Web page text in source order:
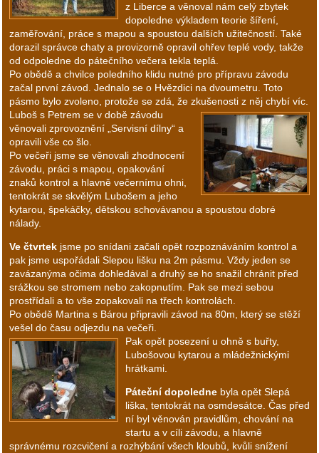
z Liberce a věnoval nám celý zbytek
dopoledne výkladem teorie šíření,
zaměřování, práce s mapou a spoustou dalších užitečností. Také
dorazil správce chaty a provizorně opravil ohřev teplé vody, takže
od odpoledne do pátečního večera tekla teplá.
Po obědě a chvilce poledního klidu nutné pro přípravu závodu
začal první závod. Jednalo se o Hvězdici na dvoumetru. Toto
pásmo bylo zvoleno, protože se zdá, že zkušenosti z něj chybí víc.
Luboš s Petrem se v době závodu
věnovali zprovoznění „Servisní dílny“ a
opravili vše co šlo.
Po večeři jsme se věnovali zhodnocení
závodu, práci s mapou, opakování
znaků kontrol a hlavně večernímu ohni,
tentokrát se skvělým Lubošem a jeho
kytarou, špekáčky, dětskou schovávanou a spoustou dobré
nálady.
Ve čtvrtek jsme po snídani začali opět rozpoznáváním kontrol a
pak jsme uspořádali Slepou lišku na 2m pásmu. Vždy jeden se
zavázanýma očima dohledával a druhý se ho snažil chránit před
srážkou se stromem nebo zakopnutím. Pak se mezi sebou
prostřídali a to vše zopakovali na třech kontrolách.
Po obědě Martina s Bárou připravili závod na 80m, který se stěží
vešel do času odjezdu na večeři.
Pak opět posezení u ohně s buřty,
Lubošovou kytarou a mládežnickými
hrátkami.
Páteční dopoledne byla opět Slepá
liška, tentokrát na osmdesátce. Čas před
ní byl věnován pravidlům, chování na
startu a v cíli závodu, a hlavně
správnému rozcvičení a rozhýbání všech kloubů, kvůli snížení